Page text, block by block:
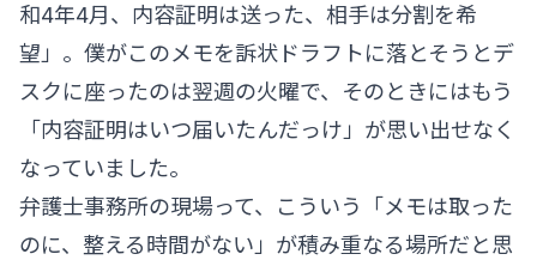
和4年4月、内容証明は送った、相手は分割を希
望」。僕がこのメモを訴状ドラフトに落とそうとデ
スクに座ったのは翌週の火曜で、そのときにはもう
「内容証明はいつ届いたんだっけ」が思い出せなく
なっていました。
弁護士事務所の現場って、こういう「メモは取った
のに、整える時間がない」が積み重なる場所だと思